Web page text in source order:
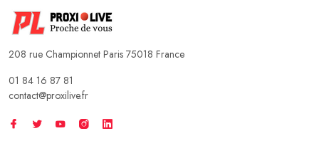
208 rue Championnet Paris 75018 France
01 84 16 87 81
contact@proxilive.fr